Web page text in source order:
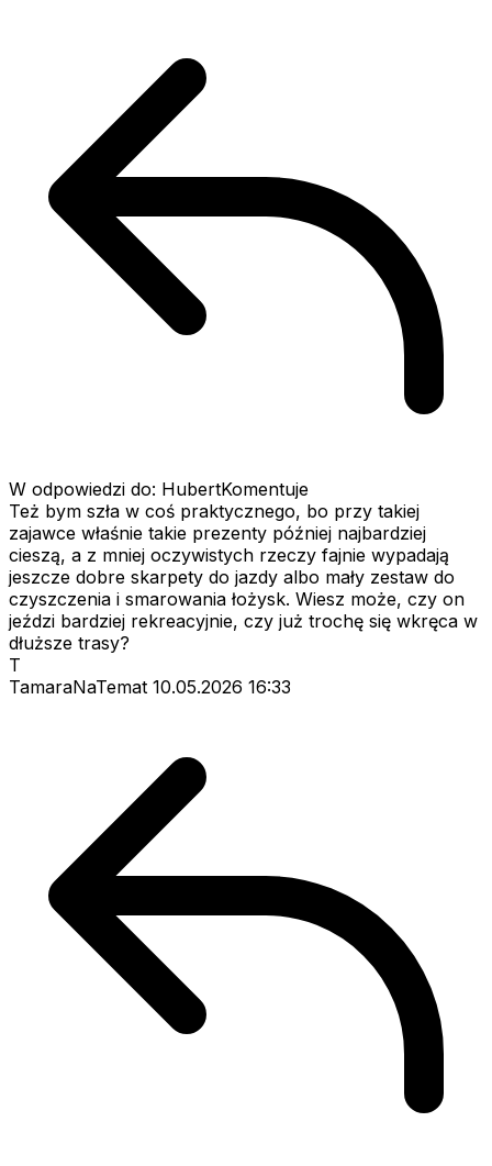
W odpowiedzi do: HubertKomentuje
Też bym szła w coś praktycznego, bo przy takiej
zajawce właśnie takie prezenty później najbardziej
cieszą, a z mniej oczywistych rzeczy fajnie wypadają
jeszcze dobre skarpety do jazdy albo mały zestaw do
czyszczenia i smarowania łożysk. Wiesz może, czy on
jeździ bardziej rekreacyjnie, czy już trochę się wkręca w
dłuższe trasy?
T
TamaraNaTemat 10.05.2026 16:33